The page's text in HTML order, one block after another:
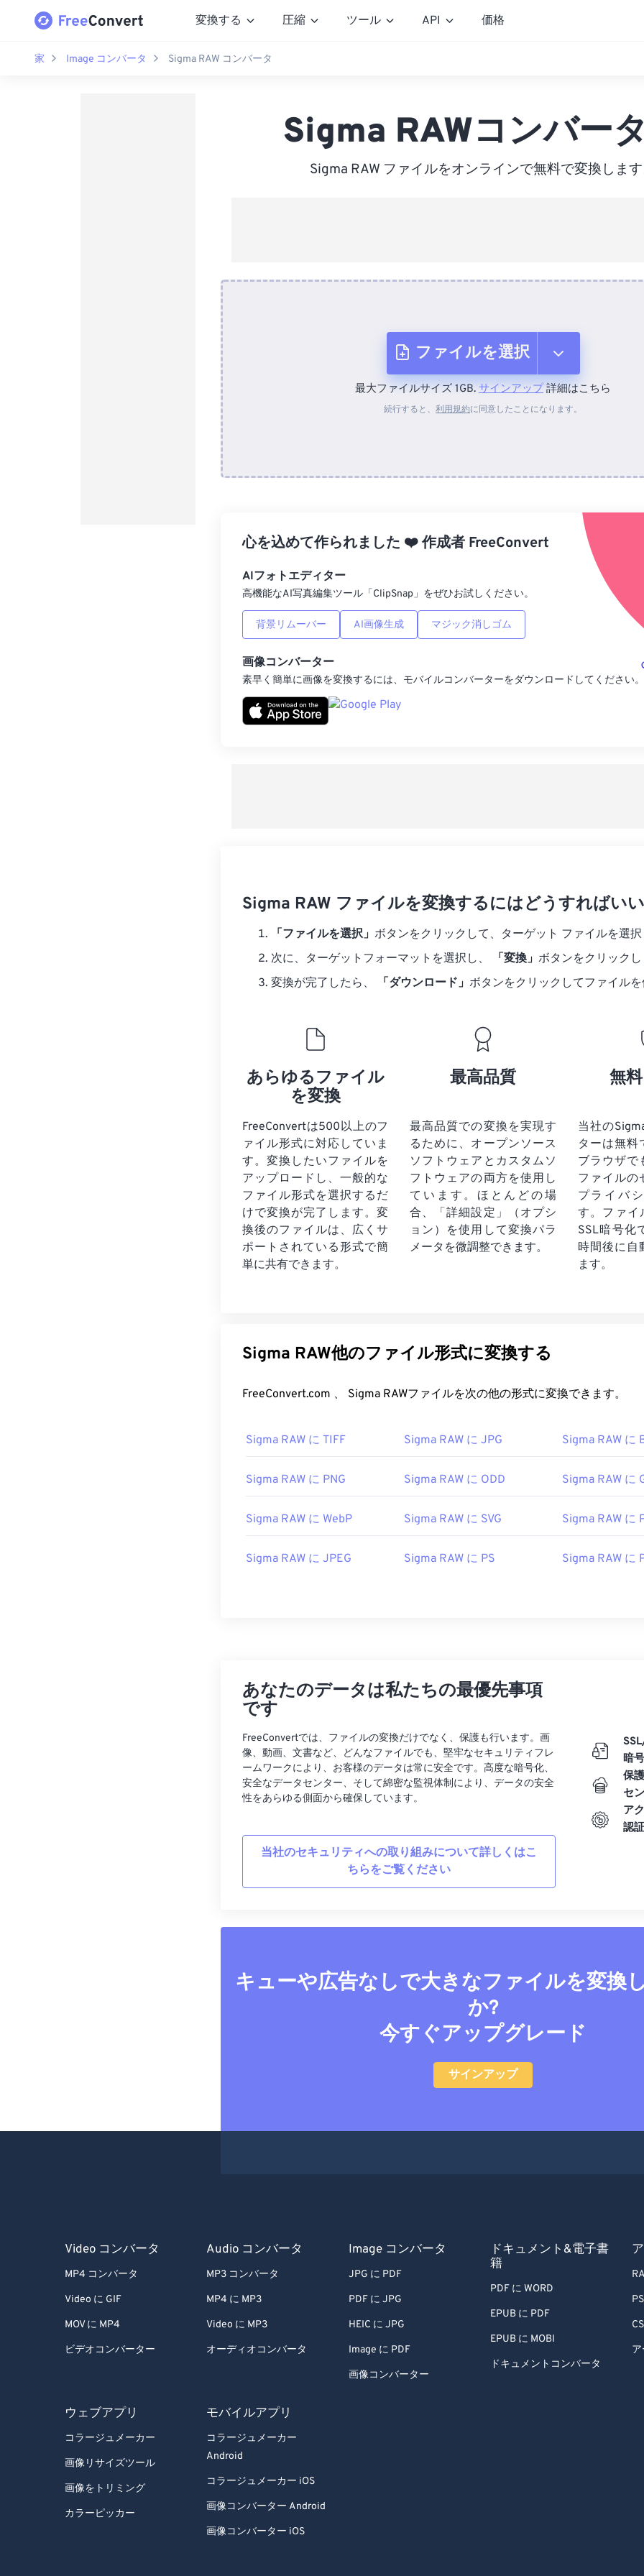
変換する 圧縮 ツール API 価格
家 Image コンバータ Sigma RAW コンバータ
Sigma RAWコンバー
Sigma RAW ファイルをオンラインで無料で変換します
ファイルを選択
デバイスから
OneDriveから
URLから
最大ファイルサイズ 1GB. サインアップ詳細はこちら
続行すると、 利用規約に同意したことになります。
心を込めて作られました ❤️作成者 FreeConvert
AIフォトエディター
高機能なAI写真編集ツール「ClipSnap」をぜひお試しください。
背景リムーバー AI画像生成 マジック消しゴム
画像コンバーター
素早く簡単に画像を変換するには、モバイルコンバーターをダウンロードしてください。
Sigma RAW ファイルを変換するにはどうすればい
「ファイルを選択」 ボタンをクリックして、ターゲット ファイルを選択
次に、ターゲットフォーマットを選択し、
「変換」 ボタンをクリックし
変換が完了したら、
「ダウンロード」 ボタンをクリックしてファイルを
あらゆるファイル
を変換
FreeConvertは500以上のフ
ァイル形式に対応していま
す。変換したいファイルを
アップロードし、一般的な
ファイル形式を選択するだ
けで変換が完了します。変
換後のファイルは、広くサ
ポートされている形式で簡
単に共有できます。
最高品質
最高品質での変換を実現す
るために、オープンソース
ソフトウェアとカスタムソ
フトウェアの両方を使用し
ています。ほとんどの場
合、「詳細設定」（オプシ
ョン）を使用して変換パラ
メータを微調整できます。
無
当社の
ターは無料
ブラウザで
ファイルの
プライバ
す。ファイ
SSL暗号化
時間後に自
ます。
Sigma RAW他のファイル形式に変換する
FreeConvert.com 、 Sigma RAWファイルを次の他の形式に変換できます。
Sigma RAW に TIFF Sigma RAW に JPG Sigma RAW に
Sigma RAW に PNG Sigma RAW に ODD Sigma RAW に
Sigma RAW に WebP Sigma RAW に SVG Sigma RAW に
Sigma RAW に JPEG Sigma RAW に PS Sigma RAW に
あなたのデータは私たちの最優先事項
です
FreeConvertでは、ファイルの変換だけでなく、保護も行います。画
像、動画、文書など、どんなファイルでも、堅牢なセキュリティフレ
ームワークにより、お客様のデータは常に安全です。高度な暗号化、
安全なデータセンター、そして綿密な監視体制により、データの安全
性をあらゆる側面から確保しています。
当社のセキュリティへの取り組みについて詳しくはこ
ちらをご覧ください
暗
保
セ
ア
認証
キューや広告なしで大きなファイルを変換
か?
今すぐアップグレード
サインアップ
Video コンバータ
MP4 コンバータ
Video に GIF
MOV に MP4
ビデオコンバーター
Audio コンバータ
MP3 コンバータ
MP4 に MP3
Video に MP3
オーディオコンバータ
Image コンバータ
JPG に PDF
PDF に JPG
HEIC に JPG
Image に PDF
画像コンバーター
ドキュメント&電子書
籍
PDF に WORD
EPUB に PDF
EPUB に MOBI
ドキュメントコンバータ
ウェブアプリ
コラージュメーカー
画像リサイズツール
画像をトリミング
カラーピッカー
モバイルアプリ
コラージュメーカー
Android
コラージュメーカー iOS
画像コンバーター Android
画像コンバーター iOS